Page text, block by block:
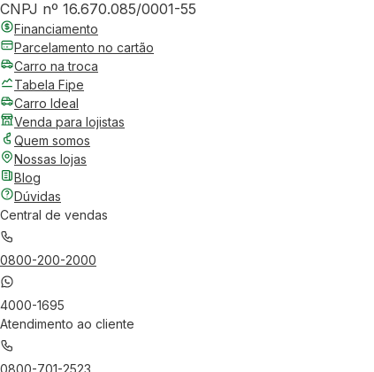
CNPJ nº 16.670.085/0001-55
Financiamento
Parcelamento no cartão
Carro na troca
Tabela Fipe
Carro Ideal
Venda para lojistas
Quem somos
Nossas lojas
Blog
Dúvidas
Central de vendas
0800-200-2000
4000-1695
Atendimento ao cliente
0800-701-2523